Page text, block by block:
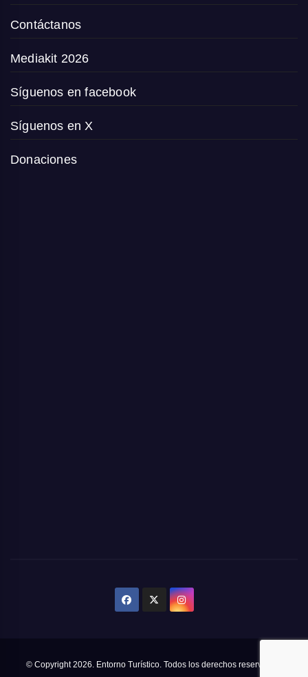
Contáctanos
Mediakit 2026
Síguenos en facebook
Síguenos en X
Donaciones